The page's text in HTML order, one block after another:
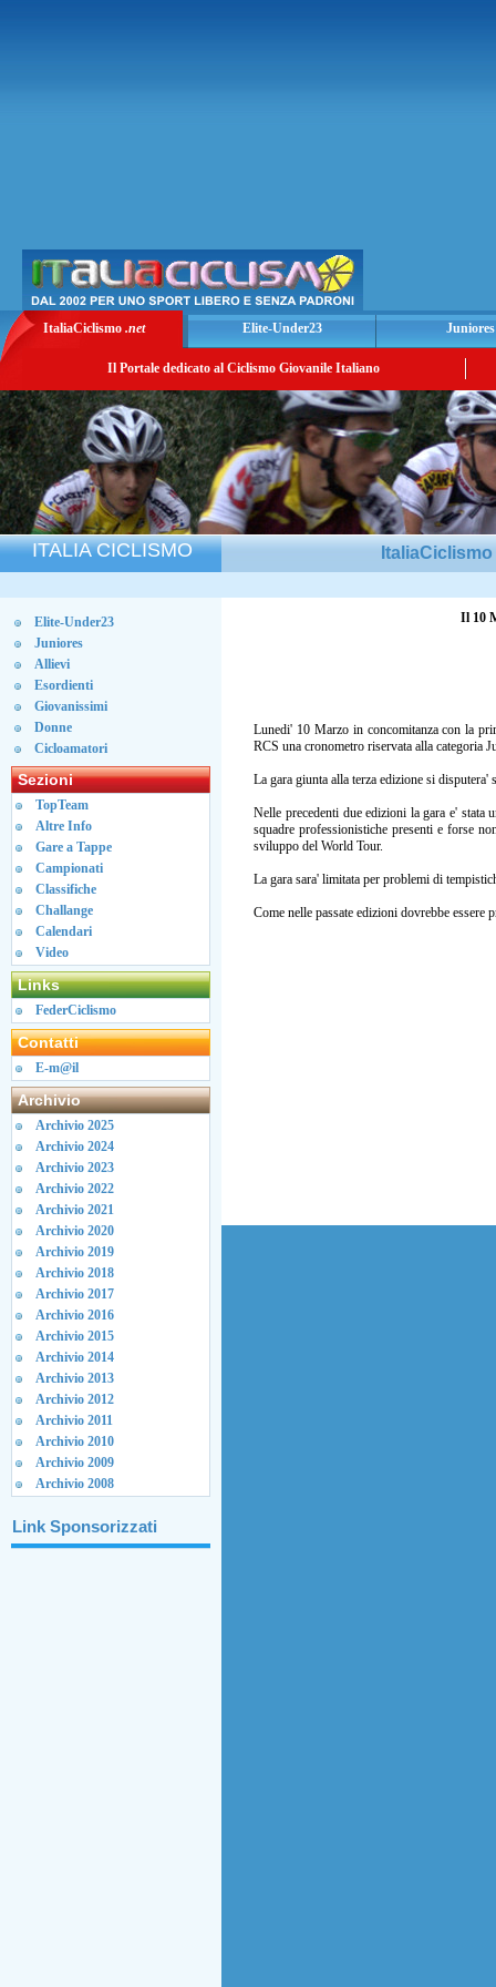
ItaliaCiclismo .net Elite-Under23 Juniores
Il Portale dedicato al Ciclismo Giovanile Italiano
ITALIA CICLISMO
Elite-Under23
Juniores
Allievi
Esordienti
Giovanissimi
Donne
Cicloamatori
Sezioni
TopTeam
Altre Info
Gare a Tappe
Campionati
Classifiche
Challange
Calendari
Video
Links
FederCiclismo
Contatti
E-m@il
Archivio
Archivio 2025
Archivio 2024
Archivio 2023
Archivio 2022
Archivio 2021
Archivio 2020
Archivio 2019
Archivio 2018
Archivio 2017
Archivio 2016
Archivio 2015
Archivio 2014
Archivio 2013
Archivio 2012
Archivio 2011
Archivio 2010
Archivio 2009
Archivio 2008
Link Sponsorizzati
Il 10
Lunedi' 10 Marzo in concomitanza con la
RCS una cronometro riservata alla categoria
La gara giunta alla terza edizione si
Nelle precedenti due edizioni la gara e' stata
squadre professionistiche presenti e forse
sviluppo del World Tour.
La gara sara' limitata per problemi di
Come nelle passate edizioni dovrebbe essere